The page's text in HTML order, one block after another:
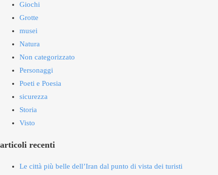
Giochi
Grotte
musei
Natura
Non categorizzato
Personaggi
Poeti e Poesia
sicurezza
Storia
Visto
articoli recenti
Le città più belle dell’Iran dal punto di vista dei turisti